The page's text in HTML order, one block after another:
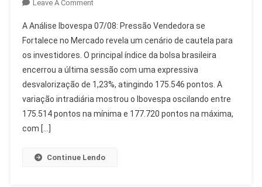
Leave A CommentOn
Ibovespa
07/08:
Pressão
Vendedora
Se
Fortalece
No
A Análise Ibovespa 07/08: Pressão Vendedora se
Fortalece no Mercado revela um cenário de cautela para
os investidores. O principal índice da bolsa brasileira
encerrou a última sessão com uma expressiva
desvalorização de 1,23%, atingindo 175.546 pontos. A
variação intradiária mostrou o Ibovespa oscilando entre
175.514 pontos na mínima e 177.720 pontos na máxima,
com […]
Continue Lendo